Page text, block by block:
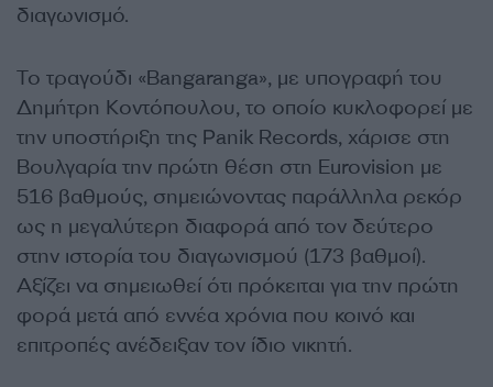
διαγωνισμό.
Το τραγούδι «Bangaranga», με υπογραφή του
Δημήτρη Κοντόπουλου, το οποίο κυκλοφορεί με
την υποστήριξη της Panik Records, χάρισε στη
Βουλγαρία την πρώτη θέση στη Eurovision με
516 βαθμούς, σημειώνοντας παράλληλα ρεκόρ
ως η μεγαλύτερη διαφορά από τον δεύτερο
στην ιστορία του διαγωνισμού (173 βαθμοί).
Αξίζει να σημειωθεί ότι πρόκειται για την πρώτη
φορά μετά από εννέα χρόνια που κοινό και
επιτροπές ανέδειξαν τον ίδιο νικητή.